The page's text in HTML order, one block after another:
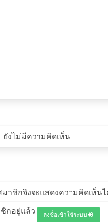
ยังไม่มีความคิดเห็น
มาชิกจึงจะแสดงความคิดเห็นไ
กอยู่แล้ว ลงชื่อเข้าใช้ระบบ